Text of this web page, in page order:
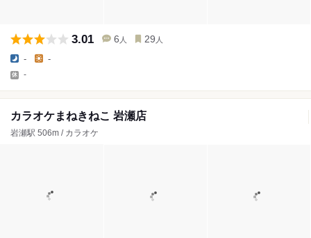
3.01 6 人 29 人
- -
-
カラオケまねきねこ 岩瀬店
岩瀬駅 506m / カラオケ